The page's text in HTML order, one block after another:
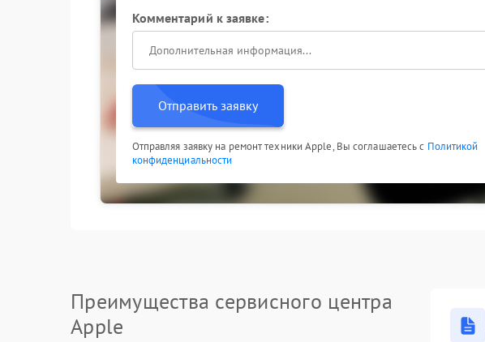
Комментарий к заявке:
Отправить заявку
Отправляя заявку на ремонт техники Apple, Вы соглашаетесь с Политикой
конфиденциальности
Преимущества сервисного центра
Apple